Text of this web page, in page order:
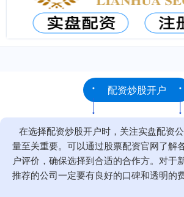
配资炒股开户
在选择配资炒股开户时，关注实盘配资
量至关重要。可以通过股票配资官网了解
户评价，确保选择到合适的合作方。对于
推荐的公司一定要有良好的口碑和透明的费